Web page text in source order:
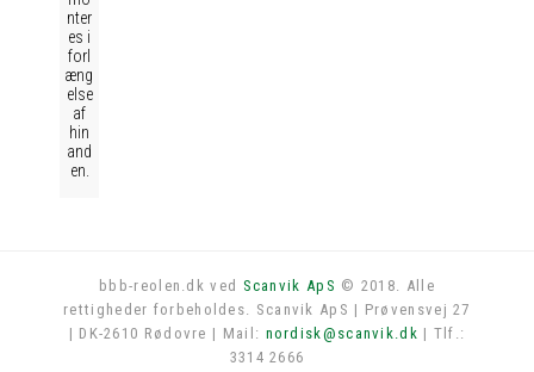
nter
es i
forl
æng
else
af
hin
and
en.
bbb-reolen.dk ved Scanvik ApS © 2018. Alle
rettigheder forbeholdes. Scanvik ApS | Prøvensvej 27
| DK-2610 Rødovre | Mail: nordisk@scanvik.dk | Tlf.:
3314 2666
Log in